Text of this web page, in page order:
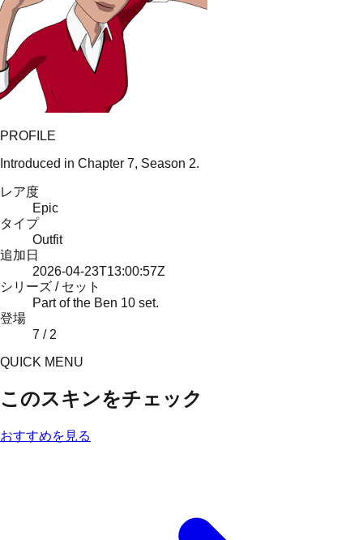
PROFILE
Introduced in Chapter 7, Season 2.
レア度
Epic
タイプ
Outfit
追加日
2026-04-23T13:00:57Z
シリーズ / セット
Part of the Ben 10 set.
登場
7 / 2
QUICK MENU
このスキンをチェック
おすすめを見る